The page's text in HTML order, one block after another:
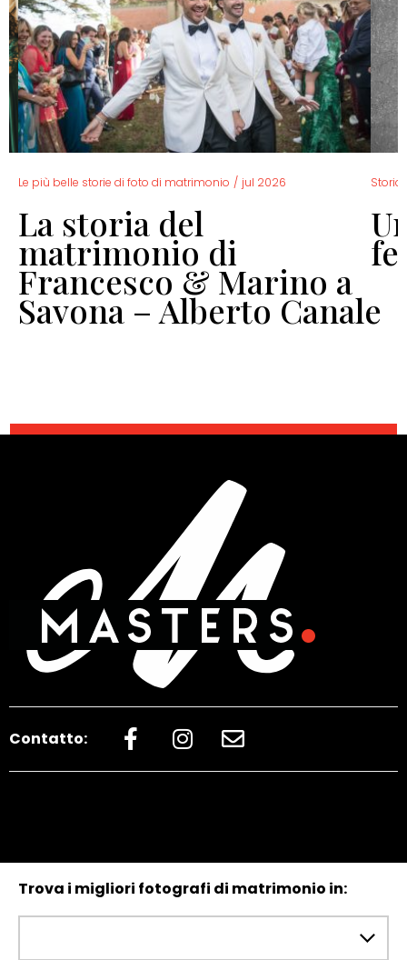
Le più belle storie di foto di matrimonio / jul 2026
La storia del
matrimonio di
Francesco & Marino a
Savona – Alberto Canale
Storia
Contatto:
Trova i migliori fotografi di matrimonio in: